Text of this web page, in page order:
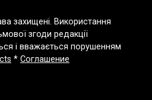
захищені. Використання
згоди редакції
і вважається порушенням
* Соглашение